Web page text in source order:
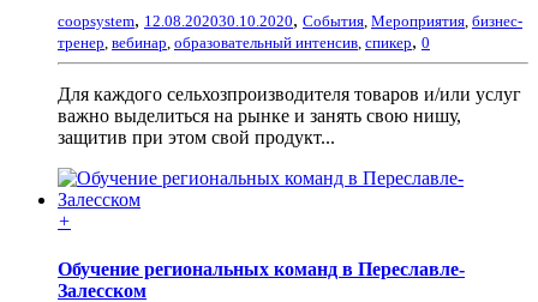
coopsystem, 12.08.202030.10.2020, События, Мероприятия, бизнес-
тренер, вебинар, образовательный интенсив, спикер, 0
Для каждого сельхозпроизводителя товаров и/или услуг
важно выделиться на рынке и занять свою нишу,
защитив при этом свой продукт...
+
Обучение региональных команд в Переславле-
Залесском